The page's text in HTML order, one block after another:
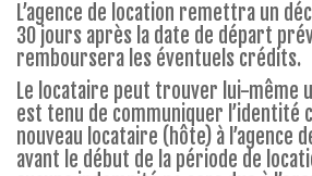
L’agence de location remettra un
30 jours après la date de départ
remboursera les éventuels crédits.
Le locataire peut trouver lui-même
est tenu de communiquer l’identité
nouveau locataire (hôte) à l’agence
avant le début de la période de